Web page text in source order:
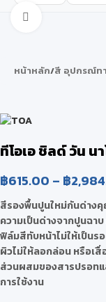
Click to
หน้าหลัก/สี อุปกรณ์ท
ทีโอเอ ชิลด์ วัน
฿615.00 – ฿
สีรองพื้นปูนใหม่กันด่าง
ความเป็นด่างจากปูนฉา
ฟิล์มสีทับหน้าไม่ให้เป็นร
ผิวไม่ให้ลอกล่อน หรือเ
ส่วนผสมของสารปรอท
การใช้งาน